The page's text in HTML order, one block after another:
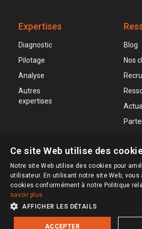
Expertises
Diagnostic
Pilotage
Analyse
Autres
expertises
Blog
Nos
Mentions légales et politique de
Tous droits réservés © 2026
Ce site Web utilise des
Notre site Web utilise des cookies pour
utilisateur. En utilisant notre site Web,
cookies conformément à notre Politique
savoir plus
AFFICHER LES DÉTAILS
ACCEPTER